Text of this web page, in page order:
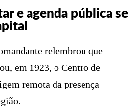
e agenda pública se
relembrou que
em 1923, o Centro de
remota da presença